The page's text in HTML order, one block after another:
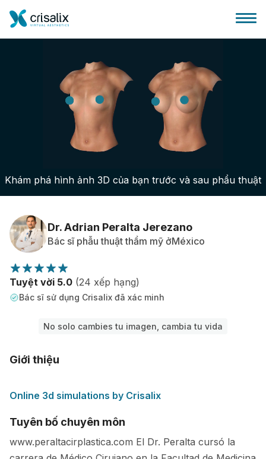
Bác sĩ phẫu thuật
Nền tảng kinh doanh 3D
Gói
Đánh giá của bệnh nhân
Khám phá hình ảnh 3D của bạn trước và sau phẩu thuật
Dr. Adrian Peralta Jerezano
Bác sĩ phẫu thuật thẩm mỹ ởMéxico
Tuyệt vời 5.0 (24 xếp hạng)
Bác sĩ sử dụng Crisalix đã xác minh
No solo cambies tu imagen, cambia tu vida
Giới thiệu
Online 3d simulations by Crisalix
Tuyên bố chuyên môn
www.peraltacirplastica.com El Dr. Peralta cursó la